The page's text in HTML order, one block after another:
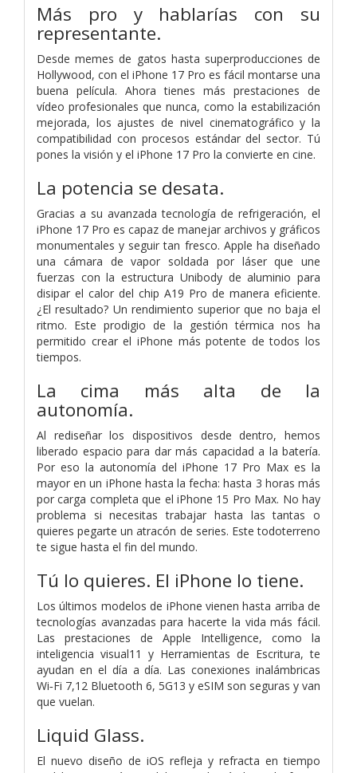
Más pro y hablarías con su
representante.
Desde memes de gatos hasta superproducciones de
Hollywood, con el iPhone 17 Pro es fácil montarse una
buena película. Ahora tienes más prestaciones de
vídeo profesionales que nunca, como la estabilización
mejorada, los ajustes de nivel cinematográfico y la
compatibilidad con procesos estándar del sector. Tú
pones la visión y el iPhone 17 Pro la convierte en cine.
La potencia se desata.
Gracias a su avanzada tecnología de refrigeración, el
iPhone 17 Pro es capaz de manejar archivos y gráficos
monumentales y seguir tan fresco. Apple ha diseñado
una cámara de vapor soldada por láser que une
fuerzas con la estructura Unibody de aluminio para
disipar el calor del chip A19 Pro de manera eficiente.
¿El resultado? Un rendimiento superior que no baja el
ritmo. Este prodigio de la gestión térmica nos ha
permitido crear el iPhone más potente de todos los
tiempos.
La cima más alta de la
autonomía.
Al rediseñar los dispositivos desde dentro, hemos
liberado espacio para dar más capacidad a la batería.
Por eso la autonomía del iPhone 17 Pro Max es la
mayor en un iPhone hasta la fecha: hasta 3 horas más
por carga completa que el iPhone 15 Pro Max. No hay
problema si necesitas trabajar hasta las tantas o
quieres pegarte un atracón de series. Este todoterreno
te sigue hasta el fin del mundo.
Tú lo quieres. El iPhone lo tiene.
Los últimos modelos de iPhone vienen hasta arriba de
tecnologías avanzadas para hacerte la vida más fácil.
Las prestaciones de Apple Intelligence, como la
inteligencia visual11 y Herramientas de Escritura, te
ayudan en el día a día. Las conexiones inalámbricas
Wi‑Fi 7,12 Bluetooth 6, 5G13 y eSIM son seguras y van
que vuelan.
Liquid Glass.
El nuevo diseño de iOS refleja y refracta en tiempo